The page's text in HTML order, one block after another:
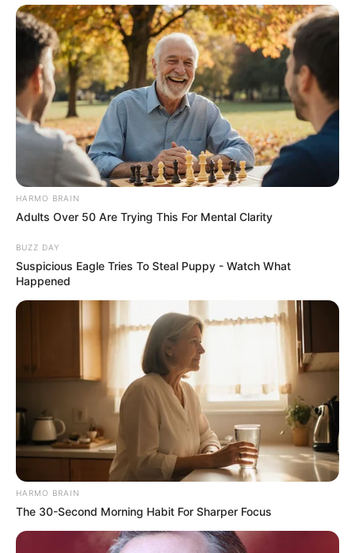
Das Wissen, das die Bauern schon seit Jahrtausenden
bei der Tier- und Pflanzenzucht anwenden, hatte
Charles Darwin 1858 der universitären Welt gelehrt. Die
mussten die Abstammungslehre ja endlich auch mal
lernen.
weitere Kalauer
Quermania folgen:
Smartphone Startseite
Auf einigen Seiten dieses Projektes sind Affiliate-
Angebote integriert. Wenn etwas darüber gebucht oder
gekauft wird, ist das eine Unterstützung, ohne dass sich
dadurch der Preis ändert.
HARMO BRAIN
Adults Over 50 Are Trying This For Mental Clarity
BUZZ DAY
Suspicious Eagle Tries To Steal Puppy - Watch What
Happened
HARMO BRAIN
The 30-Second Morning Habit For Sharper Focus